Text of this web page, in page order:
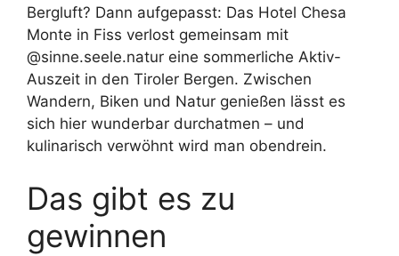
Bergluft? Dann aufgepasst: Das Hotel Chesa
Monte in Fiss verlost gemeinsam mit
@sinne.seele.natur eine sommerliche Aktiv-
Auszeit in den Tiroler Bergen. Zwischen
Wandern, Biken und Natur genießen lässt es
sich hier wunderbar durchatmen – und
kulinarisch verwöhnt wird man obendrein.
Das gibt es zu
gewinnen